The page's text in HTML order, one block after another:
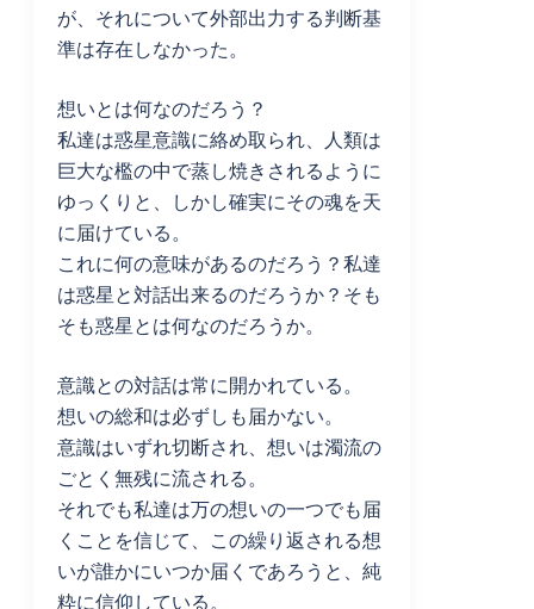
が、それについて外部出力する判断基
準は存在しなかった。
想いとは何なのだろう？
私達は惑星意識に絡め取られ、人類は
巨大な檻の中で蒸し焼きされるように
ゆっくりと、しかし確実にその魂を天
に届けている。
これに何の意味があるのだろう？私達
は惑星と対話出来るのだろうか？そも
そも惑星とは何なのだろうか。
意識との対話は常に開かれている。
想いの総和は必ずしも届かない。
意識はいずれ切断され、想いは濁流の
ごとく無残に流される。
それでも私達は万の想いの一つでも届
くことを信じて、この繰り返される想
いが誰かにいつか届くであろうと、純
粋に信仰している。